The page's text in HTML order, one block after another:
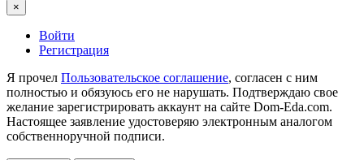
×
Войти
Регистрация
Я прочел Пользовательское соглашение, согласен с ним
полностью и обязуюсь его не нарушать. Подтверждаю свое
желание зарегистрировать аккаунт на сайте Dom-Eda.com.
Настоящее заявление удостоверяю электронным аналогом
собственноручной подписи.